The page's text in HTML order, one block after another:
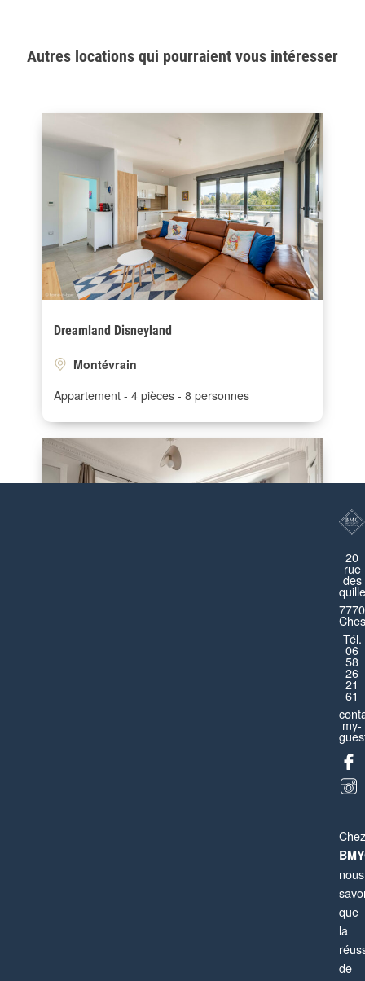
Autres locations qui pourraient vous intéresser
Dreamland Disneyland
Montévrain
Appartement 4 pièces 8 personnes
20
rue
des
Tél.
06
58
26
21
61
my-
Chez
nous
que
la
de